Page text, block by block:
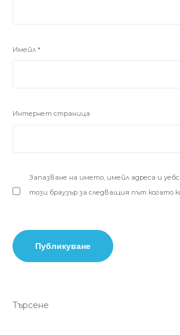
Имейл*
Интернет страница
Запазване на името, имейл адреса и
този браузър за следващия път когато
Търсене